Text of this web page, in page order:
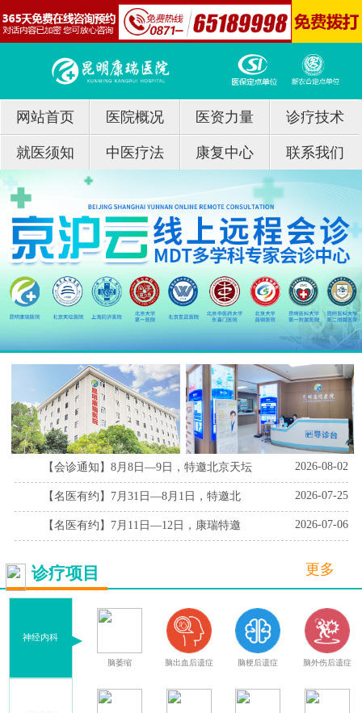
网站首页 医院概况 医资力量 诊疗技术
就医须知 中医疗法 康复中心 联系我们
【会诊通知】8月8日—9日，特邀北京天坛 2026-08-02
【名医有约】7月31日—8月1日，特邀北 2026-07-25
【名医有约】7月11日—12日，康瑞特邀 2026-07-06
诊疗项目 更多
神经内科
脑萎缩 脑出血后遗症 脑梗后遗症 脑外伤后遗症